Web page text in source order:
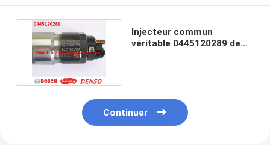
Injecteur commun
véritable 0445120289 de
Continuer